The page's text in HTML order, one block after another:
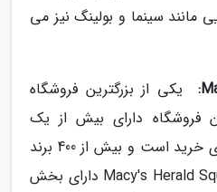
مانند سینما و بولینگ نیز می
یکی از بزرگترین فروشگاه
دارای بیش از یک
میلیون فوت مربع فضای خرید است و بیش از 400 برند
را عرضه می کند. Macy's Herald Square دارای بخش